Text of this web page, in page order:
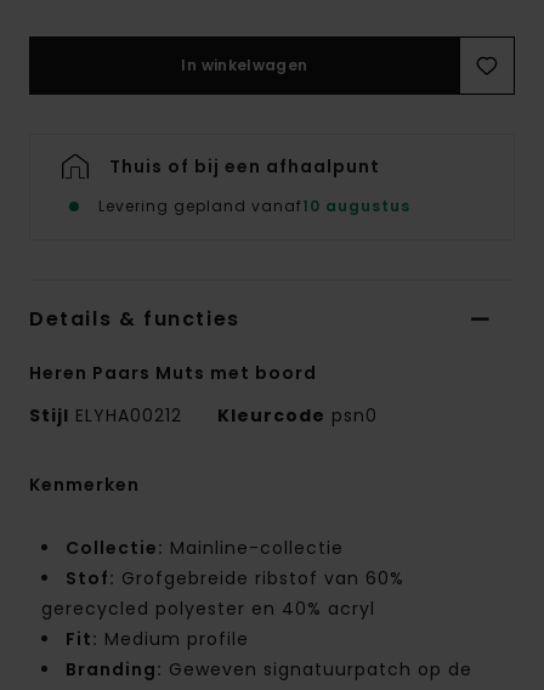
In winkelwagen
Thuis of bij een afhaalpunt
Levering gepland vanaf10 augustus
Details & functies
Heren Paars Muts met boord
Stijl ELYHA00212 Kleurcode psn0
Kenmerken
Collectie: Mainline-collectie
Stof: Grofgebreide ribstof van 60%
gerecycled polyester en 40% acryl
Fit: Medium profile
Branding: Geweven signatuurpatch op de